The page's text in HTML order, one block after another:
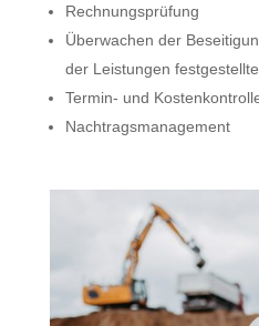
Rechnungsprüfung
Überwachen der
der Leistungen
Termin- und
Nachtragsmanagement